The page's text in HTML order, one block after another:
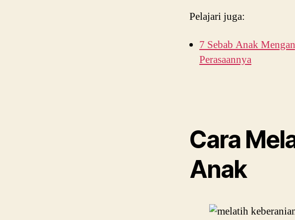
Pelajari juga:
7 Sebab Anak
Perasaannya
Cara
Anak